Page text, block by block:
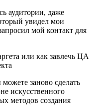
аудитории, даже
увидел мои
мой контакт для
заново сделать
искусственного
методов создания